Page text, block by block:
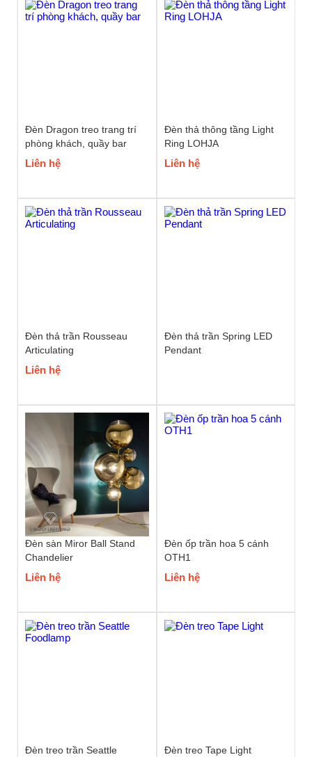
Đèn Dragon treo trang trí
phòng khách, quầy bar
Liên hệ
Đèn thả thông tầng Light
Ring LOHJA
Liên hệ
Đèn thả trần Rousseau
Articulating
Liên hệ
Đèn thả trần Spring LED
Pendant
Đèn sàn Miror Ball Stand
Chandelier
Liên hệ
Đèn ốp trần hoa 5 cánh
OTH1
Liên hệ
Đèn treo trần Seattle
Đèn treo Tape Light